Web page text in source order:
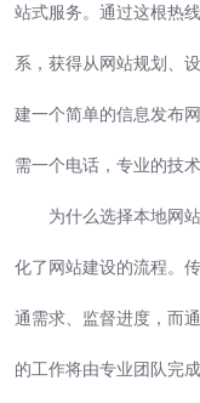
站式服务。通过这根热
系，获得从网站规划、
建一个简单的信息发布
需一个电话，专业的技
为什么选择本地网
化了网站建设的流程。
通需求、监督进度，而
的工作将由专业团队完